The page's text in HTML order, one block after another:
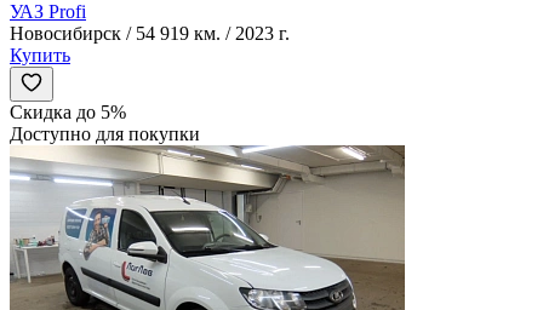
УАЗ Profi
Новосибирск / 54 919 км. / 2023 г.
Купить
Скидка до 5%
Доступно для покупки